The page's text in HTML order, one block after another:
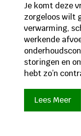
Je komt deze
zorgeloos wilt
verwarming,
werkende
storingen en
hebt zo’n
Lees Meer